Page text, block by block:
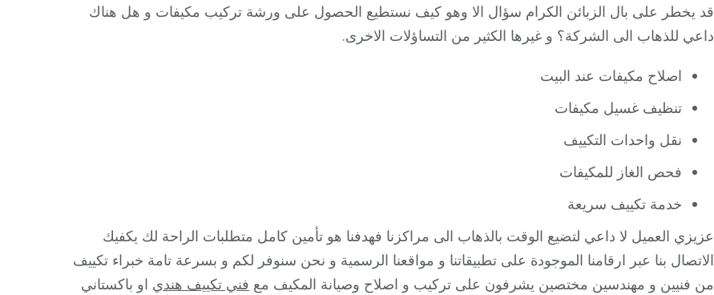
قد يخطر على بال الزبائن الكرام سؤال الا وهو كيف نستطيع الحصول على ورشة تركيب مكيفات و هل هناك
داعي للذهاب الى الشركة؟ و غيرها الكثير من التساؤلات الاخرى.
اصلاح مكيفات عند البيت
تنظيف غسيل مكيفات
نقل واحدات التكييف
فحص الغاز للمكيفات
خدمة تكييف سريعة
عزيزي العميل لا داعي لتضيع الوقت بالذهاب الى مراكزنا فهدفنا هو تأمين كامل متطلبات الراحة لك يكفيك
الاتصال بنا عبر ارقامنا الموجودة على تطبيقاتنا و مواقعنا الرسمية و نحن سنوفر لكم و بسرعة تامة خبراء تكييف
من فنيين و مهندسين مختصين يشرفون على تركيب و اصلاح وصيانة المكيف مع فني تكييف هندي او باكستاني